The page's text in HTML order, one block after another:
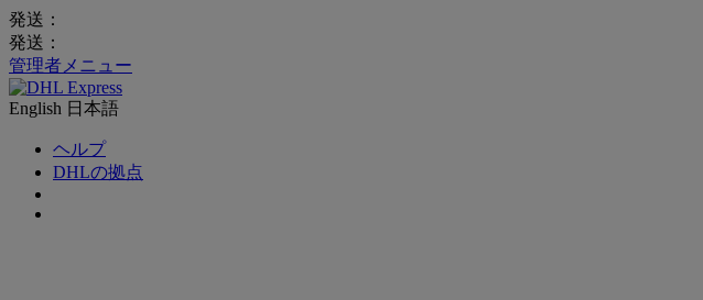
発送：
発送：
管理者メニュー
English 日本語
ヘルプ
DHLの拠点